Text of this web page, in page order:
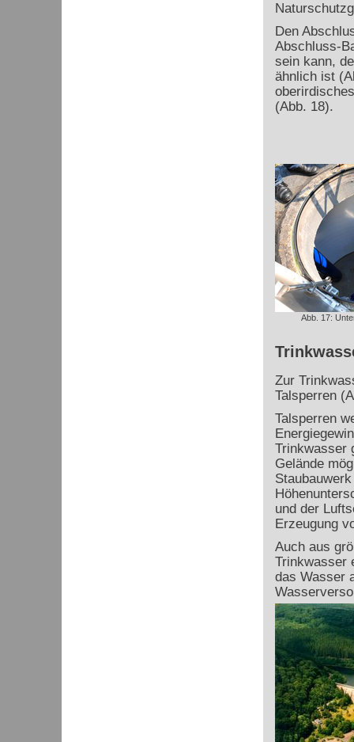
Den
Abschluss-
sein kann,
ähnlich ist
(Abb. 18).
Abb. 17:
Zur
Talsperren
Talsperren
Trinkwasser
Gelände
und der
Erzeugung
Auch aus
Trinkwasser
das Wasser